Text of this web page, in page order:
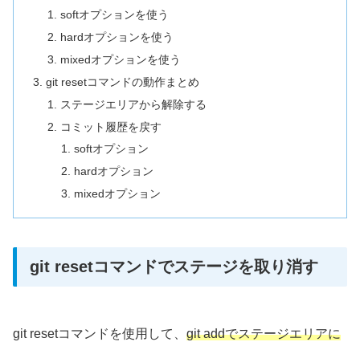
softオプションを使う
hardオプションを使う
mixedオプションを使う
git resetコマンドの動作まとめ
ステージエリアから解除する
コミット履歴を戻す
softオプション
hardオプション
mixedオプション
git resetコマンドでステージを取り消す
git resetコマンドを使用して、 git addでステージエリアに